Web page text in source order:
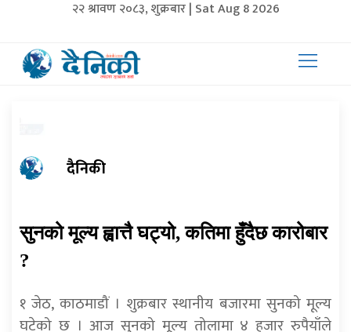
२२ श्रावण २०८३, शुक्रबार | Sat Aug 8 2026
दैनिकी
सुनको मूल्य ह्वात्तै घट्यो, कतिमा हुँदैछ कारोबार
?
१ जेठ, काठमाडौं । शुक्रबार स्थानीय बजारमा सुनको मूल्य
घटेको छ । आज सुनको मूल्य तोलामा ४ हजार रुपैयाँले